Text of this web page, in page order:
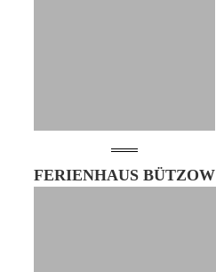
FERIENHAUS BÜTZOW